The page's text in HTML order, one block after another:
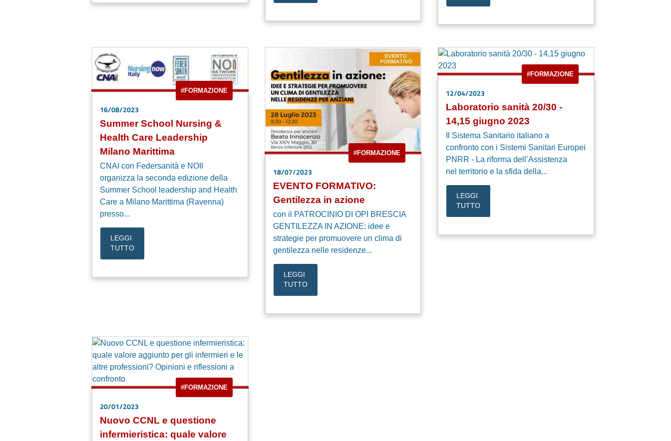
#FORMAZIONE
16/08/2023
Summer School Nursing &
Health Care Leadership
Milano Marittima
CNAI con Federsanità e NOII
organizza la seconda edizione della
Summer School leadership and Health
Care a Milano Marittima (Ravenna)
presso...
LEGGI
TUTTO
#FORMAZIONE
18/07/2023
EVENTO FORMATIVO:
Gentilezza in azione
con il PATROCINIO DI OPI BRESCIA
GENTILEZZA IN AZIONE: idee e
strategie per promuovere un clima di
gentilezza nelle residenze...
LEGGI
TUTTO
#FORMAZIONE
12/04/2023
Laboratorio sanità 20/30 -
14,15 giugno 2023
Il Sistema Sanitario italiano a
confronto con i Sistemi Sanitari Europei
PNRR - La riforma dell’Assistenza
nel territorio e la sfida della...
LEGGI
TUTTO
#FORMAZIONE
20/01/2023
Nuovo CCNL e questione
infermieristica: quale valore